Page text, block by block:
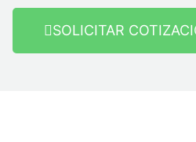
SOLICITAR